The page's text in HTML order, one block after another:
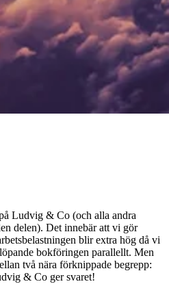
Ludvig & Co (och alla andra
delen). Det innebär att vi gör
blir extra hög då vi
bokföringen parallellt. Men
två nära förknippade begrepp:
& Co ger svaret!